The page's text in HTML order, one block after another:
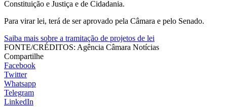
Constituição e Justiça e de Cidadania.
Para virar lei, terá de ser aprovado pela Câmara e pelo Senado.
Saiba mais sobre a tramitação de projetos de lei
FONTE/CRÉDITOS: Agência Câmara Notícias
Compartilhe
Facebook
Twitter
Whatsapp
Telegram
LinkedIn